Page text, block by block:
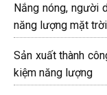
Nắng nóng, người
năng lượng mặt trời
Sản xuất thành
kiệm năng lượng